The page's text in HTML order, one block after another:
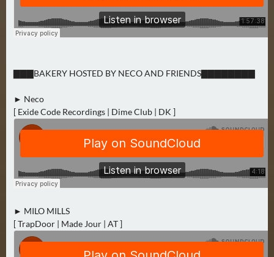
C
S
T
E
A
S
T
A
G
▇▇▇BAKERY HOSTED BY NECO AND FRIENDS▇▇▇▇▇▇▇▇
► Neco
[ Exide Code Recordings | Dime Club | DK ]
► MILO MILLS
[ TrapDoor | Made Jour | AT ]